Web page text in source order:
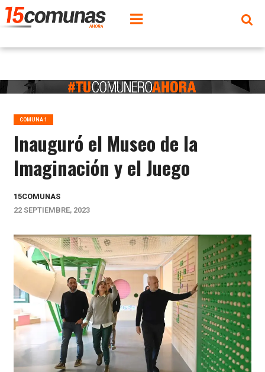
COMUNA 1
Inauguró el Museo de la
Imaginación y el Juego
15COMUNAS
22 SEPTIEMBRE, 2023